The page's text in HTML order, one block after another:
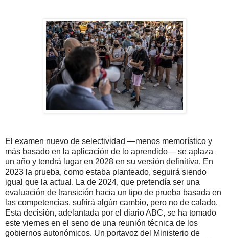
El examen nuevo de selectividad ―menos memorístico y
más basado en la aplicación de lo aprendido― se aplaza
un año y tendrá lugar en 2028 en su versión definitiva. En
2023 la prueba, como estaba planteado, seguirá siendo
igual que la actual. La de 2024, que pretendía ser una
evaluación de transición hacia un tipo de prueba basada en
las competencias, sufrirá algún cambio, pero no de calado.
Esta decisión, adelantada por el diario ABC, se ha tomado
este viernes en el seno de una reunión técnica de los
gobiernos autonómicos. Un portavoz del Ministerio de